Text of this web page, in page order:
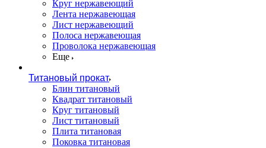
Круг нержавеющий
Лента нержавеющая
Лист нержавеющий
Полоса нержавеющая
Проволока нержавеющая
Еще
Титановый прокат
Блин титановый
Квадрат титановый
Круг титановый
Лист титановый
Плита титановая
Поковка титановая